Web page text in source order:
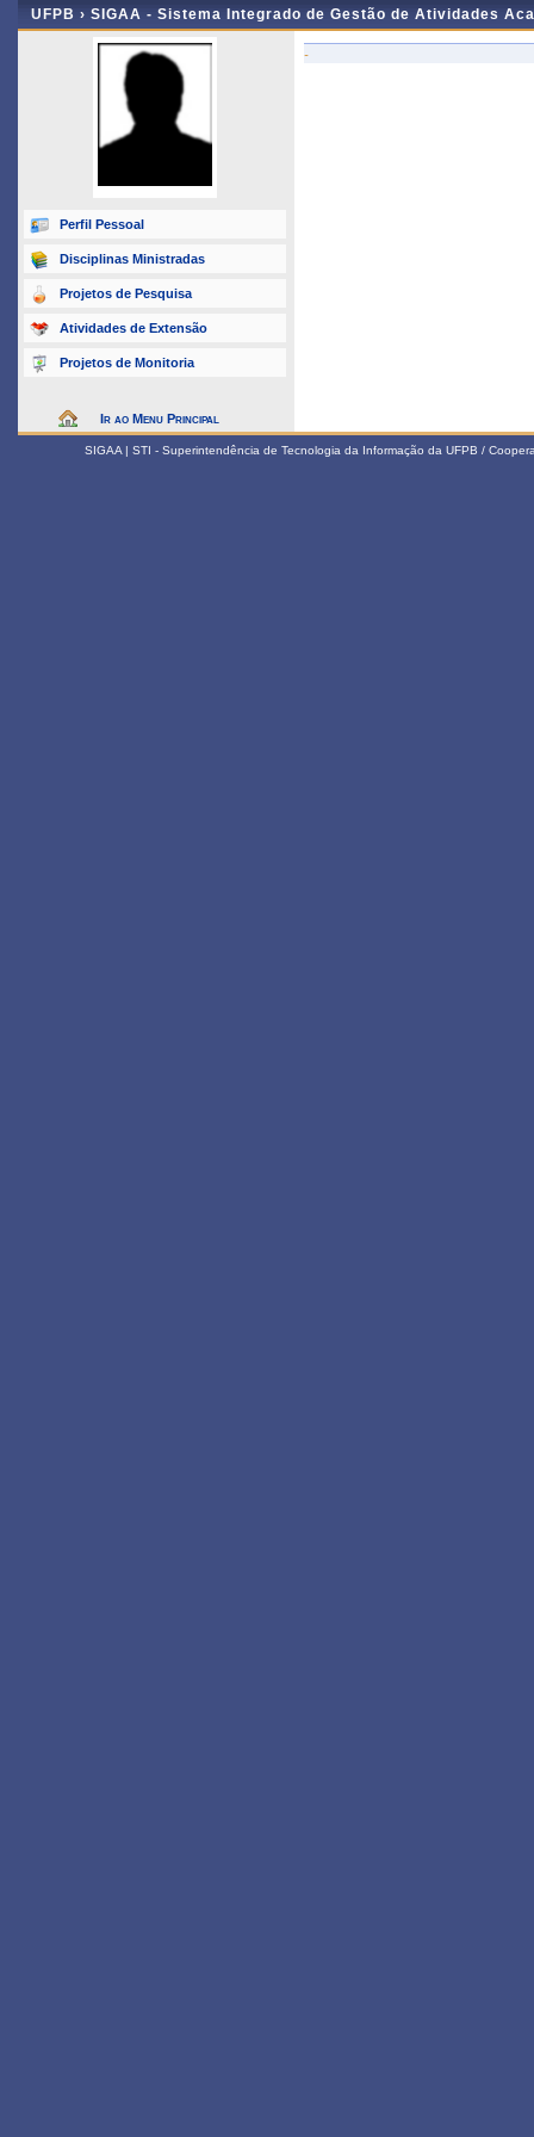
UFPB › SIGAA - Sistema Integrado de Gestão de Atividades
Perfil Pessoal
Disciplinas Ministradas
Projetos de Pesquisa
Atividades de Extensão
Projetos de Monitoria
Ir ao Menu Principal
-
SIGAA | STI - Superintendência de Tecnologia da Informação da UFPB /